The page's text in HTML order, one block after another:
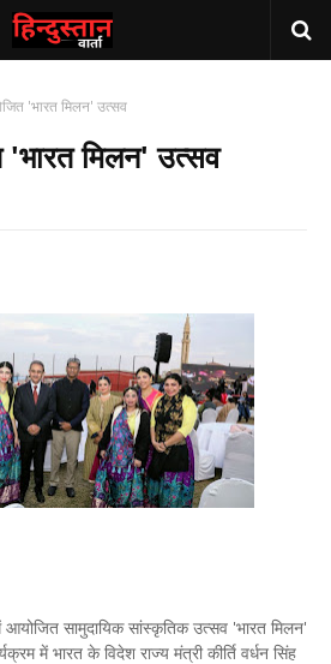
'भारत मिलन' उत्सव
मिलन' उत्सव
सामुदायिक सांस्कृतिक उत्सव 'भारत मिलन'
में भारत के विदेश राज्य मंत्री कीर्ति वर्धन सिंह